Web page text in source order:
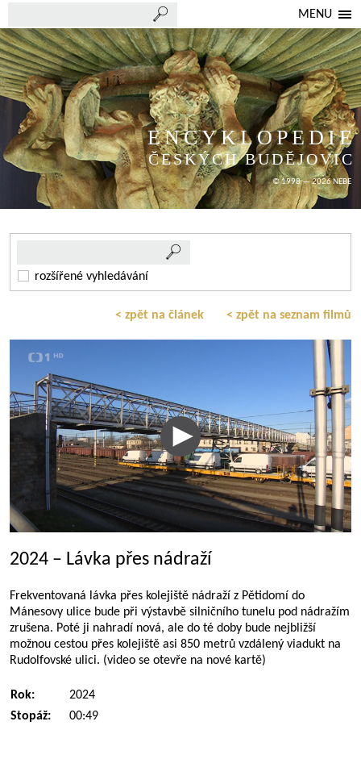
MENU
ENCYKLOPEDIE
ČESKÝCH BUDĚJOVIC
© 1998 — 2026 NEBE
rozšířené vyhledávání
< zpět na článek < zpět na seznam filmů
2024 – Lávka přes nádraží
Frekventovaná lávka přes kolejiště nádraží z Pětidomí do
Mánesovy ulice bude při výstavbě silničního tunelu pod nádražím
zrušena. Poté ji nahradí nová, ale do té doby bude nejbližší
možnou cestou přes kolejiště asi 850 metrů vzdálený viadukt na
Rudolfovské ulici. (video se otevře na nové kartě)
Rok:
2024
Stopáž:
00:49